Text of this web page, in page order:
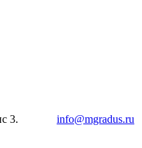
3.
info@mgradus.ru